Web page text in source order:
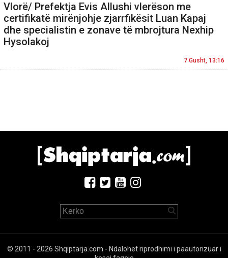
Vlorë/ Prefektja Evis Allushi vlerëson me
certifikatë mirënjohje zjarrfikësit Luan Kapaj
dhe specialistin e zonave të mbrojtura Nexhip
Hysolakoj
7 Gusht, 13:16
© 2011 - 2026 Shqiptarja.com - Ndalohet riprodhimi i paautorizuar i